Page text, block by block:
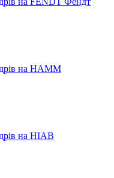
на HAMM
на HIAB